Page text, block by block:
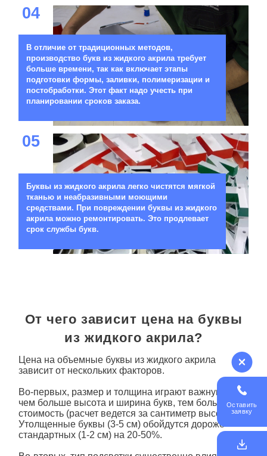
04
В отличие от традиционных методов,
производство букв из жидкого акрила требует
больше времени, так как включает этапы
подготовки формы, заливки, полимеризации и
постобработки. Этот факт надо учесть при
планировании сроков заказа.
05
Буквы из жидкого акрила легко чистятся мягкой
тканью и неабразивными моющими
средствами. При повреждении буквы из жидкого
акрила можно ремонтировать. Это продлевает
срок службы букв.
От чего зависит цена на буквы
из жидкого акрила?
Цена на объемные буквы из жидкого акрила
зависит от нескольких факторов.
Во-первых, размер и толщина играют важную роль:
чем больше высота и ширина букв, тем больше
стоимость (расчет ведется за сантиметр высоты).
Утолщенные буквы (3-5 см) обойдутся дороже
стандартных (1-2 см) на 20-50%.
Оставить
заявку